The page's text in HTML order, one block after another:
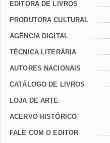
EDITORA DE LIVROS
PRODUTORA CULTURAL
AGÊNCIA DIGITAL
TÉCNICA LITERÁRIA
AUTORES NACIONAIS
CATÁLOGO DE LIVROS
LOJA DE ARTE
ACERVO HISTÓRICO
FALE COM O EDITOR